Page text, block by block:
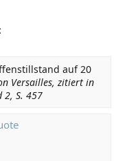
auf 20
Versailles, zitiert in
2, S. 457